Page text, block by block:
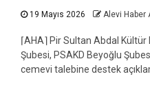
19 Mayıs 2026 Alevi Haber
⌈AHA⌉ Pir Sultan Abdal
Şubesi, PSAKD Beyoğlu
cemevi talebine destek